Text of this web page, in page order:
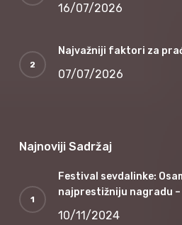
16/07/2026
Najvažniji faktori za
07/07/2026
Najnoviji Sadržaj
Festival sevdalinke:
najprestižniju nagradu
10/11/2024